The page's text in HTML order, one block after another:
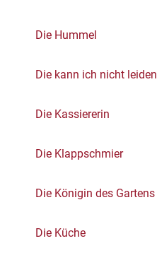
Die Hummel
Die kann ich nicht leiden
Die Kassiererin
Die Klappschmier
Die Königin des Gartens
Die Küche